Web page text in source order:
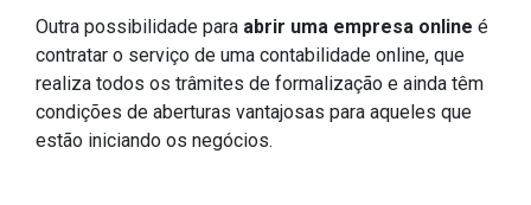
Outra possibilidade para abrir uma empresa online é
contratar o serviço de uma contabilidade online, que
realiza todos os trâmites de formalização e ainda têm
condições de aberturas vantajosas para aqueles que
estão iniciando os negócios.